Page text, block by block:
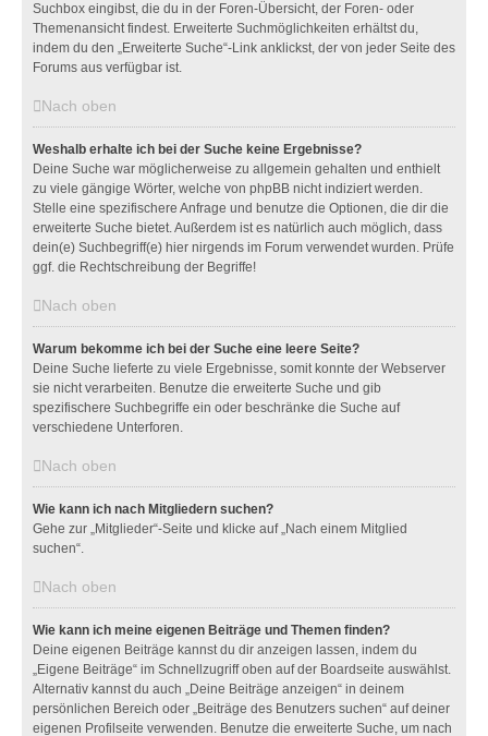
Suchbox eingibst, die du in der Foren-Übersicht, der Foren- oder
Themenansicht findest. Erweiterte Suchmöglichkeiten erhältst du,
indem du den „Erweiterte Suche“-Link anklickst, der von jeder Seite des
Forums aus verfügbar ist.
Nach oben
Weshalb erhalte ich bei der Suche keine Ergebnisse?
Deine Suche war möglicherweise zu allgemein gehalten und enthielt
zu viele gängige Wörter, welche von phpBB nicht indiziert werden.
Stelle eine spezifischere Anfrage und benutze die Optionen, die dir die
erweiterte Suche bietet. Außerdem ist es natürlich auch möglich, dass
dein(e) Suchbegriff(e) hier nirgends im Forum verwendet wurden. Prüfe
ggf. die Rechtschreibung der Begriffe!
Nach oben
Warum bekomme ich bei der Suche eine leere Seite?
Deine Suche lieferte zu viele Ergebnisse, somit konnte der Webserver
sie nicht verarbeiten. Benutze die erweiterte Suche und gib
spezifischere Suchbegriffe ein oder beschränke die Suche auf
verschiedene Unterforen.
Nach oben
Wie kann ich nach Mitgliedern suchen?
Gehe zur „Mitglieder“-Seite und klicke auf „Nach einem Mitglied
suchen“.
Nach oben
Wie kann ich meine eigenen Beiträge und Themen finden?
Deine eigenen Beiträge kannst du dir anzeigen lassen, indem du
„Eigene Beiträge“ im Schnellzugriff oben auf der Boardseite auswählst.
Alternativ kannst du auch „Deine Beiträge anzeigen“ in deinem
persönlichen Bereich oder „Beiträge des Benutzers suchen“ auf deiner
eigenen Profilseite verwenden. Benutze die erweiterte Suche, um nach